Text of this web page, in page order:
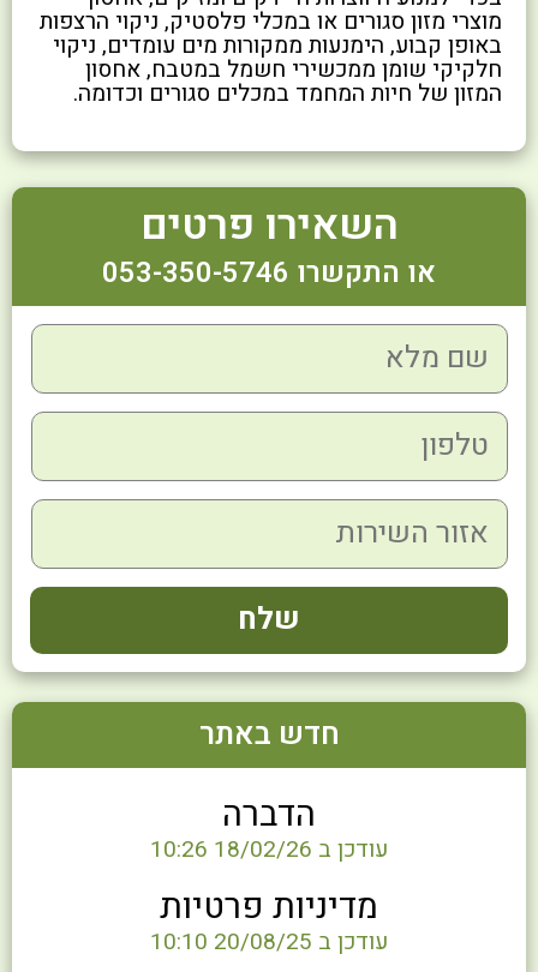
מוצרי מזון סגורים או במכלי פלסטיק, ניקוי הרצפות
באופן קבוע, הימנעות ממקורות מים עומדים, ניקוי
חלקיקי שומן ממכשירי חשמל במטבח, אחסון
המזון של חיות המחמד במכלים סגורים וכדומה.
השאירו פרטים
או התקשרו 053-350-5746
חדש באתר
הדברה
עודכן ב 18/02/26 10:26
מדיניות פרטיות
עודכן ב 20/08/25 10:10